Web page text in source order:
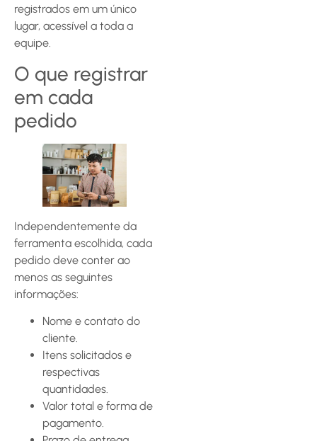
registrados em um único
lugar, acessível a toda a
equipe.
O que registrar
em cada
pedido
Independentemente da
ferramenta escolhida, cada
pedido deve conter ao
menos as seguintes
informações:
Nome e contato do
cliente.
Itens solicitados e
respectivas
quantidades.
Valor total e forma de
pagamento.